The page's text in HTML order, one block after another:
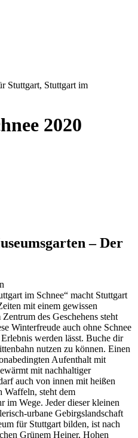
2020
– Der
im Schnee“ macht Stuttgart
mit einem gewissen
des Geschehens steht
Winterfreude auch ohne Schnee
werden lässt. Buche dir
nutzen zu können. Einen
Aufenthalt mit
mit nachhaltiger
auch von innen mit heißen
Waffeln, steht dem
im Wege. Jeder dieser kleinen
urbane Gebirgslandschaft
für Stuttgart bilden, ist nach
Grünem Heiner, Hohen